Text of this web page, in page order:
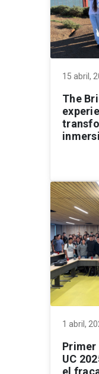
15 abril,
The
1 abril,
UC
el